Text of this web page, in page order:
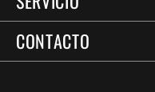
CONTACTO